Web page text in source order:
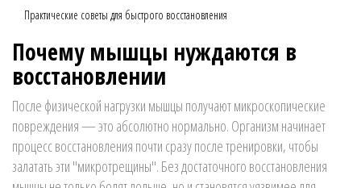
Практические советы для быстрого восстановления
Почему мышцы нуждаются в
восстановлении
После физической нагрузки мышцы получают микроскопические
повреждения — это абсолютно нормально. Организм начинает
процесс восстановления почти сразу после тренировки, чтобы
залатать эти "микротрещины". Без достаточного восстановления